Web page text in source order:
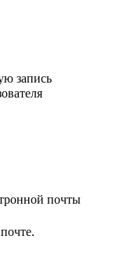
запись
почты